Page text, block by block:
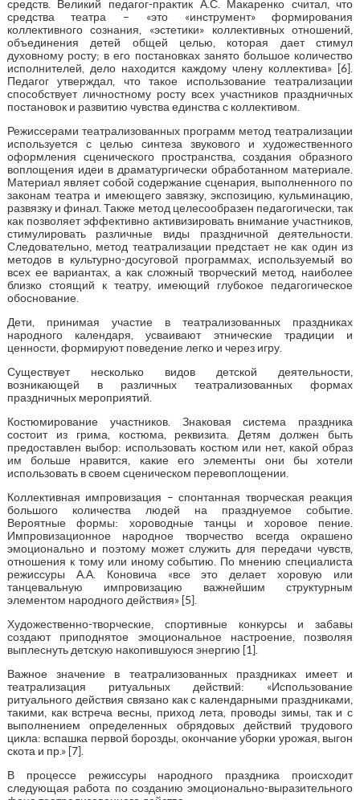
средств. Великий педагог-практик А.С. Макаренко считал, что
средства театра – «это «инструмент» формирования
коллективного сознания, «эстетики» коллективных отношений,
объединения детей общей целью, которая дает стимул
духовному росту; в его постановках занято большое количество
исполнителей, дело находится каждому члену коллектива» [6].
Педагог утверждал, что такое использование театрализации
способствует личностному росту всех участников праздничных
постановок и развитию чувства единства с коллективом.
Режиссерами театрализованных программ метод театрализации
используется с целью синтеза звукового и художественного
оформления сценического пространства, создания образного
воплощения идеи в драматургически обработанном материале.
Материал являет собой содержание сценария, выполненного по
законам театра и имеющего завязку, экспозицию, кульминацию,
развязку и финал. Также метод целесообразен педагогически, так
как позволяет эффективно активизировать внимание участников,
стимулировать различные виды праздничной деятельности.
Следовательно, метод театрализации предстает не как один из
методов в культурно-досуговой программах, используемый во
всех ее вариантах, а как сложный творческий метод, наиболее
близко стоящий к театру, имеющий глубокое педагогическое
обоснование.
Дети, принимая участие в театрализованных праздниках
народного календаря, усваивают этнические традиции и
ценности, формируют поведение легко и через игру.
Существует несколько видов детской деятельности,
возникающей в различных театрализованных формах
праздничных мероприятий.
Костюмирование участников. Знаковая система праздника
состоит из грима, костюма, реквизита. Детям должен быть
предоставлен выбор: использовать костюм или нет, какой образ
им больше нравится, какие его элементы они бы хотели
использовать в своем сценическом перевоплощении.
Коллективная импровизация – спонтанная творческая реакция
большого количества людей на празднуемое событие.
Вероятные формы: хороводные танцы и хоровое пение.
Импровизационное народное творчество всегда окрашено
эмоционально и поэтому может служить для передачи чувств,
отношения к тому или иному событию. По мнению специалиста
режиссуры А.А. Коновича «все это делает хоровую или
танцевальную импровизацию важнейшим структурным
элементом народного действия» [5].
Художественно-творческие, спортивные конкурсы и забавы
создают приподнятое эмоциональное настроение, позволяя
выплеснуть детскую накопившуюся энергию [1].
Важное значение в театрализованных праздниках имеет и
театрализация ритуальных действий: «Использование
ритуального действия связано как с календарными праздниками,
такими, как встреча весны, приход лета, проводы зимы, так и с
выполнением определенных обрядовых действий трудового
цикла: вспашка первой борозды, окончание уборки урожая, выгон
скота и пр.» [7].
В процессе режиссуры народного праздника происходит
следующая работа по созданию эмоционально-выразительного